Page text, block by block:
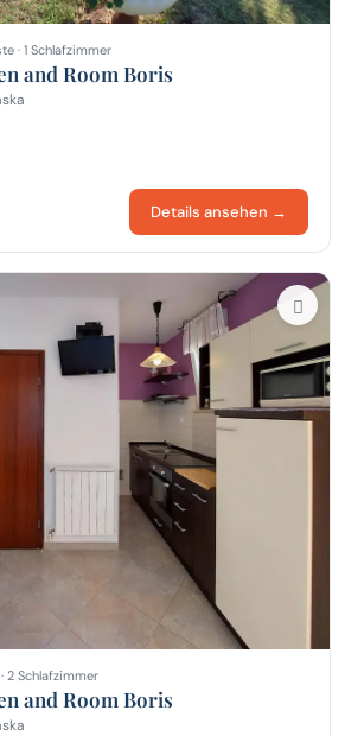
· 1 Schlafzimmer
and Room Boris
Details ansehen →
2 Schlafzimmer
and Room Boris